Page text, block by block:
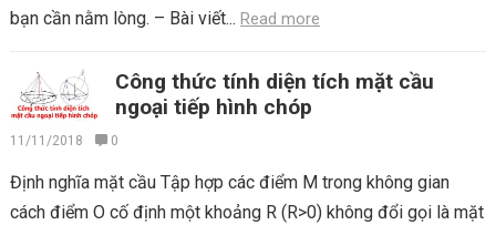
bạn cần nằm lòng. – Bài viết... Read more
Công thức tính diện tích mặt cầu
ngoại tiếp hình chóp
11/11/2018 0
Định nghĩa mặt cầu Tập hợp các điểm M trong không gian
cách điểm O cố định một khoảng R (R>0) không đổi gọi là mặt